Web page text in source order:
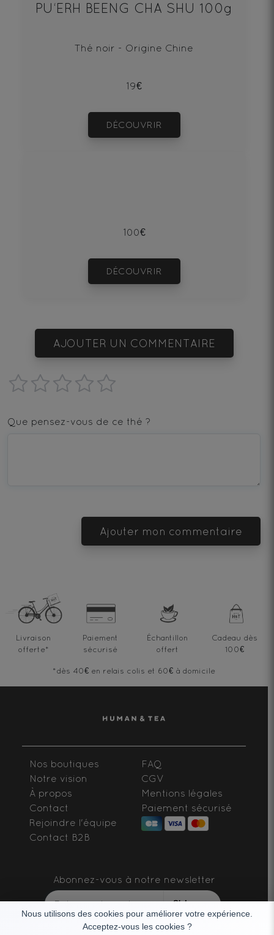
PU‘ERH BEENG CHA SHU 100g
Thé noir - Origine Chine
19€
DÉCOUVRIR
100€
DÉCOUVRIR
AJOUTER UN COMMENTAIRE
star
—
—
stars
Que pensez-vous de ce thé ?
Ajouter mon commentaire
Nous utilisons des cookies pour améliorer votre expérience.
Acceptez-vous les cookies ?
Livraison
offerte*
Paiement
sécurisé
Échantillon
offert
Cadeau dès
100€
*dès 40€ en relais colis et 60€ à domicile
Nos boutiques
Notre vision
À propos
Contact
Rejoindre l'équipe
Contact B2B
FAQ
CGV
Mentions légales
Paiement sécurisé
Abonnez-vous à notre newsletter
S'abonner